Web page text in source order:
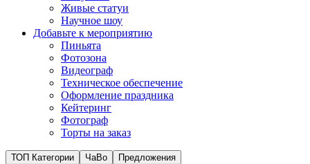
Живые статуи
Научное шоу
Добавьте к мероприятию
Пиньята
Фотозона
Видеограф
Техническое обеспечение
Оформление праздника
Кейтеринг
Фотограф
Торты на заказ
ТОП Категории ЧаВо Предложения